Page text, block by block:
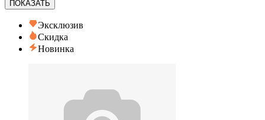
ПОКАЗАТЬ
Эксклюзив
Скидка
Новинка